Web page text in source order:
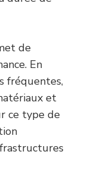
de
En
fréquentes,
et
ce type de